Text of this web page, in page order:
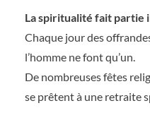
La spiritualité fait partie
Chaque jour des
l’homme ne font qu’un.
De nombreuses fêtes
se prêtent à une retraite